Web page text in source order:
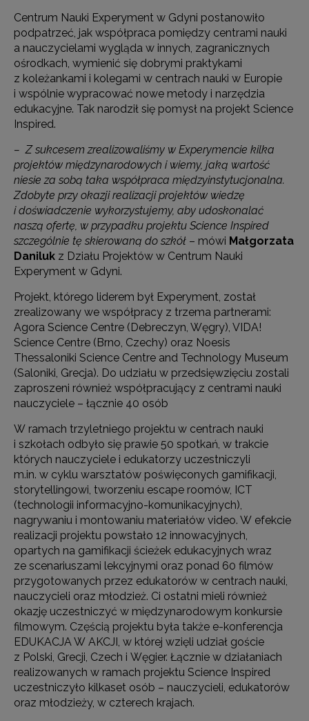
Centrum Nauki Experyment w Gdyni postanowiło
podpatrzeć, jak współpraca pomiędzy centrami nauki
a nauczycielami wygląda w innych, zagranicznych
ośrodkach, wymienić się dobrymi praktykami
z koleżankami i kolegami w centrach nauki w Europie
i wspólnie wypracować nowe metody i narzędzia
edukacyjne. Tak narodził się pomysł na projekt Science
Inspired.
– Z sukcesem zrealizowaliśmy w Experymencie kilka
projektów międzynarodowych i wiemy, jaką wartość
niesie za sobą taka współpraca międzyinstytucjonalna.
Zdobyte przy okazji realizacji projektów wiedzę
i doświadczenie wykorzystujemy, aby udoskonalać
naszą ofertę, w przypadku projektu Science Inspired
szczególnie tę skierowaną do szkół – mówi Małgorzata
Daniluk z Działu Projektów w Centrum Nauki
Experyment w Gdyni.
Projekt, którego liderem był Experyment, został
zrealizowany we współpracy z trzema partnerami:
Agora Science Centre (Debreczyn, Węgry), VIDA!
Science Centre (Brno, Czechy) oraz Noesis
Thessaloniki Science Centre and Technology Museum
(Saloniki, Grecja). Do udziału w przedsięwzięciu zostali
zaproszeni również współpracujący z centrami nauki
nauczyciele – łącznie 40 osób
W ramach trzyletniego projektu w centrach nauki
i szkołach odbyło się prawie 50 spotkań, w trakcie
których nauczyciele i edukatorzy uczestniczyli
m.in. w cyklu warsztatów poświęconych gamifikacji,
storytellingowi, tworzeniu escape roomów, ICT
(technologii informacyjno-komunikacyjnych),
nagrywaniu i montowaniu materiałów video. W efekcie
realizacji projektu powstało 12 innowacyjnych,
opartych na gamifikacji ścieżek edukacyjnych wraz
ze scenariuszami lekcyjnymi oraz ponad 60 filmów
przygotowanych przez edukatorów w centrach nauki,
nauczycieli oraz młodzież. Ci ostatni mieli również
okazję uczestniczyć w międzynarodowym konkursie
filmowym. Częścią projektu była także e-konferencja
EDUKACJA W AKCJI, w której wzięli udział goście
z Polski, Grecji, Czech i Węgier. Łącznie w działaniach
realizowanych w ramach projektu Science Inspired
uczestniczyło kilkaset osób – nauczycieli, edukatorów
oraz młodzieży, w czterech krajach.